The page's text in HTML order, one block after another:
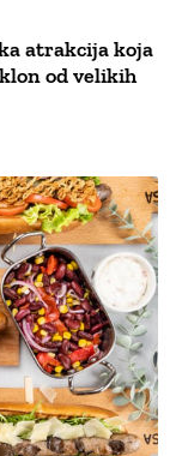
atrakcija koja
od velikih